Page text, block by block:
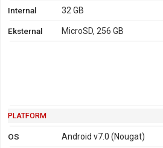
Internal 32 GB
Eksternal MicroSD, 256 GB
PLATFORM
OS Android v7.0 (Nougat)